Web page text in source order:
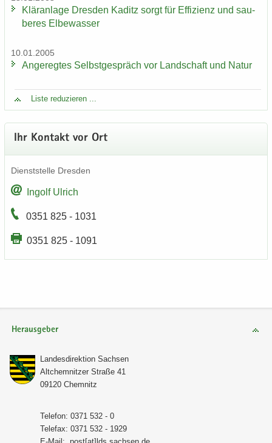
Klär­an­la­ge Dres­den Ka­ditz sorgt für Ef­fi­zi­enz und sau­
be­res El­be­was­ser
10.01.2005
An­ge­reg­tes Selbst­ge­spräch vor Land­schaft und Natur
Liste re­du­zie­ren ...
Ihr Kon­takt vor Ort
Dienst­stel­le Dres­den
In­golf Ul­rich
0351 825 - 1031
0351 825 - 1091
Herausgeber
Lan­des­di­rek­ti­on Sach­sen
Alt­chem­nit­zer Stra­ße 41
09120 Chem­nitz
Te­le­fon: 0371 532 - 0
Te­le­fax: 0371 532 - 1929